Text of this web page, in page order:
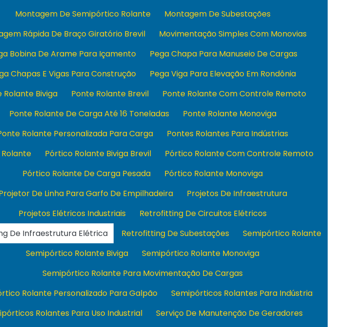
Montagem De Semipórtico Rolante
Montagem De Subestações
Rápida De Braço Giratório Brevil
Movimentação Simples Com Monovias
Bobina De Arame Para Içamento
Pega Chapa Para Manuseio De Cargas
Chapas E Vigas Para Construção
Pega Viga Para Elevação Em Rondônia
Rolante Biviga
Ponte Rolante Brevil
Ponte Rolante Com Controle Remoto
Ponte Rolante De Carga Até 16 Toneladas
Ponte Rolante Monoviga
Rolante Personalizada Para Carga
Pontes Rolantes Para Indústrias
Pórtico Rolante Biviga Brevil
Pórtico Rolante Com Controle Remoto
Pórtico Rolante De Carga Pesada
Pórtico Rolante Monoviga
De Linha Para Garfo De Empilhadeira
Projetos De Infraestrutura
Projetos Elétricos Industriais
Retrofitting De Circuitos Elétricos
De Infraestrutura Elétrica
Retrofitting De Subestações
Semipórtico Rolante
Semipórtico Rolante Biviga
Semipórtico Rolante Monoviga
Semipórtico Rolante Para Movimentação De Cargas
Rolante Personalizado Para Galpão
Semipórticos Rolantes Para Indústria
Rolantes Para Uso Industrial
Serviço De Manutenção De Geradores